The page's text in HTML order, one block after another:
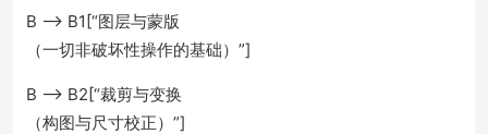
B --> B1[“图层与蒙版
（一切非破坏性操作的基础）”]
B --> B2[“裁剪与变换
（构图与尺寸校正）”]